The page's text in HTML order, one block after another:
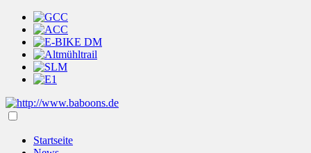
Startseite